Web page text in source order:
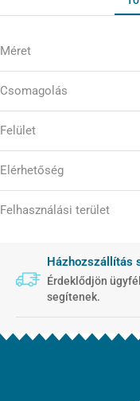
Méret
Csomagolás
Felület
Elérhetőség
Felhasználási terület
Házhozszállítás
Érdeklődjön
segítenek.